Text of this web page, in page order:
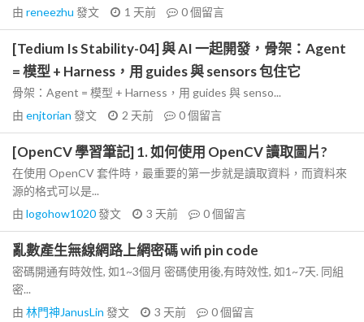
由 reneezhu 發文 1 天前 0個留言
[Tedium Is Stability-04] 與 AI 一起開發，骨架：Agent
= 模型 + Harness，用 guides 與 sensors 包住它
骨架：Agent = 模型 + Harness，用 guides 與 senso...
由 enjtorian 發文 2 天前 0個留言
[OpenCV 學習筆記] 1. 如何使用 OpenCV 讀取圖片?
在使用 OpenCV 套件時，最重要的第一步就是讀取資料，而資料來
源的格式可以是...
由 logohow1020發文 3 天前 0個留言
亂數產生無線網路上網密碼 wifi pin code
密碼開通有時效性, 如1~3個月 密碼使用後,有時效性, 如1~7天. 同組
密...
由 林門神JanusLin 發文 3 天前 0個留言